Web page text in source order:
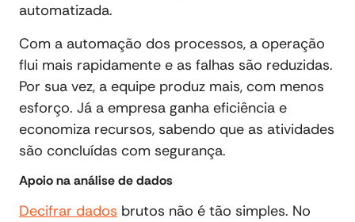
automatizada.
Com a automação dos processos, a operação
flui mais rapidamente e as falhas são reduzidas.
Por sua vez, a equipe produz mais, com menos
esforço. Já a empresa ganha eficiência e
economiza recursos, sabendo que as atividades
são concluídas com segurança.
Apoio na análise de dados
Decifrar dados brutos não é tão simples. No